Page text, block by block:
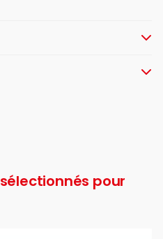
sélectionnés pour